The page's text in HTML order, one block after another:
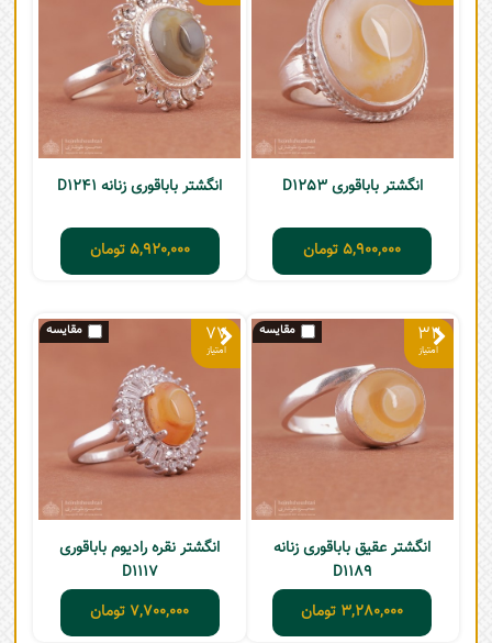
انگشتر باباقوری D1253
5,900,000تومان
انگشتر باباقوری زنانه D1241
5,920,000تومان
32
انگشتر عقیق باباقوری زنانه
D1189
3,280,000 تومان
77
انگشتر نقره رادیوم باباقوری
D1117
7,700,000 تومان